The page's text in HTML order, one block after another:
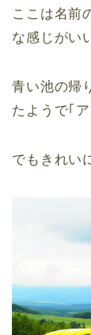
ここは名前
な感じがい
青い池の帰
たようで｢
でもきれい